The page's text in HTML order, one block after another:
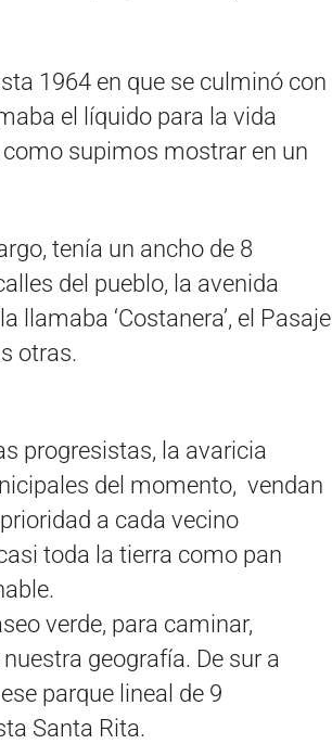
1964 en que se culminó con
el líquido para la vida
como supimos mostrar en un
tenía un ancho de 8
del pueblo, la avenida
llamaba ‘Costanera’, el Pasaje
otras.
progresistas, la avaricia
del momento, vendan
a cada vecino
toda la tierra como pan
verde, para caminar,
geografía. De sur a
parque lineal de 9
Santa Rita.